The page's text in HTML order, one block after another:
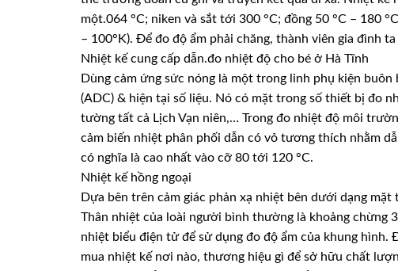
một.064 °C; niken và sắt tới 300 °C; đồng 50 °C – 180
– 100°K). Để đo độ ẩm phải chăng, thành viên gia đình
Nhiệt kế cung cấp dẫn.đo nhiệt độ cho bé ở Hà Tĩnh
Dùng cảm ứng sức nóng là một trong linh phụ kiện
(ADC) & hiện tại số liệu. Nó có mặt trong số thiết bị đo
tường tất cả Lịch Vạn niên,… Trong đo nhiệt độ môi
cảm biến nhiệt phân phối dẫn có vỏ tương thích nhằm
có nghĩa là cao nhất vào cỡ 80 tới 120 °C.
Nhiệt kế hồng ngoại
Dựa bên trên cảm giác phản xạ nhiệt bên dưới dạng mặt
Thân nhiệt của loài người bình thường là khoảng chừng
nhiệt biểu điện tử để sử dụng đo độ ẩm của khung
mua nhiệt kế nơi nào, thương hiệu gì để sở hữu chất